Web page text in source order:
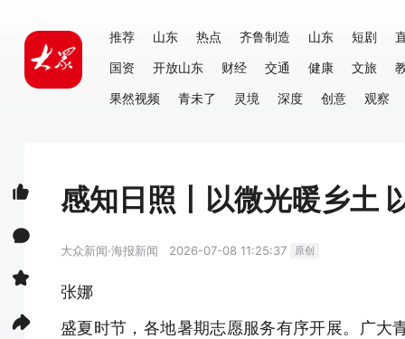
推荐 山东 热点 齐鲁制造 山东 短剧
国资
开放山东 财经 交通 健康 文旅
果然视频
青未了 灵境 深度 创意 观察
感知日照丨以微光暖乡土
大众新闻·海报新闻 2026-07-08 11:25:37 原创
张娜
盛夏时节，各地暑期志愿服务有序开展。广大